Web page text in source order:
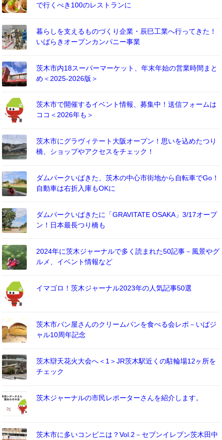
で行くべき100のレストランに
暮らしを支えるものづくり企業・辰巳工業へ行ってきた！
いばらきオープンカンパニー事業
茨木市内18スーパーマーケット、年末年始の営業時間まと
め＜2025-2026版＞
茨木市で開催するイベント情報、募集中！送信フォームは
ココ＜2026年も＞
茨木市にグラヴィテート大阪オープン！思いを込めたつり
橋、ショップやアクセスをチェック！
ダムパークいばきた、茨木の中心市街地から自転車でGo！
自動車は右折入庫もOKに
ダムパークいばきたに「GRAVITATE OSAKA」3/17オープ
ン！日本最長つり橋も
2024年に茨木ジャーナルで多く読まれた50記事－風景やグ
ルメ、イベント情報など
イマゴロ！茨木ジャーナル2023年の人気記事50選
茨木市パン屋さんのクリームパンを食べる会レポ－いばジ
ャル10周年記念
茨木辯天花火大会へ＜1＞JR茨木駅近くの駐輪場12ヶ所を
チェック
茨木ジャーナルの市民レポーターさんを紹介します。
茨木市に多いコンビニは？Vol.2－セブンイレブン茨木田中